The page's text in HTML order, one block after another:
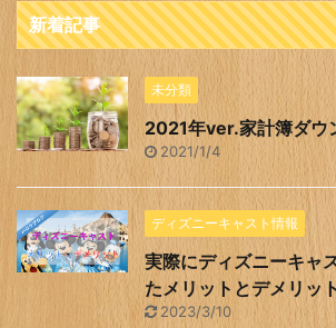
新着記事
未分類
2021年ver.家計簿ダウ
2021/1/4
ディズニーキャスト情報
実際にディズニーキャ
たメリットとデメリット
2023/3/10